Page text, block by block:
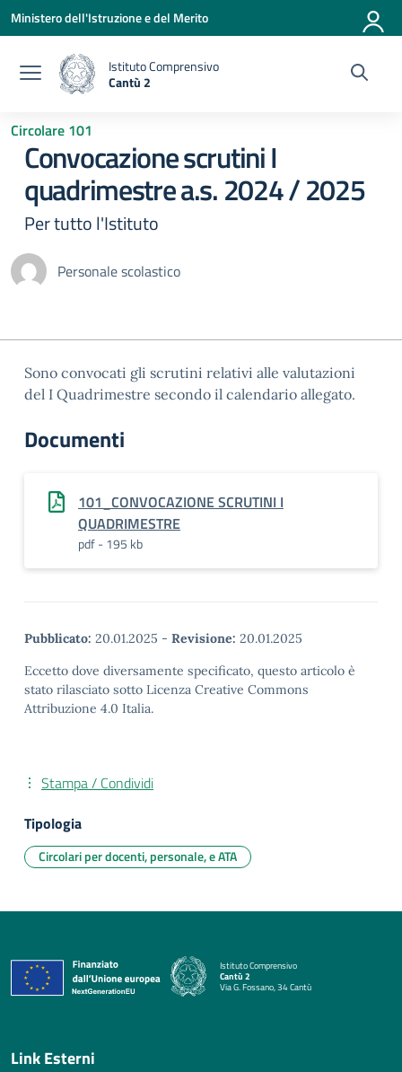
Vai ai contenuti
Vai al menu di navigazione
Vai al footer
Ministero dell'Istruzione e del Merito
Istituto Comprensivo
Cantù 2
Circolare 101
Convocazione scrutini I
quadrimestre a.s. 2024 / 2025
Per tutto l'Istituto
Personale scolastico
Sono convocati gli scrutini relativi alle valutazioni
del I Quadrimestre secondo il calendario allegato.
Documenti
101_CONVOCAZIONE SCRUTINI I
QUADRIMESTRE
pdf - 195 kb
Pubblicato: 20.01.2025 - Revisione: 20.01.2025
Eccetto dove diversamente specificato, questo articolo è
stato rilasciato sotto Licenza Creative Commons
Attribuzione 4.0 Italia.
Stampa / Condividi
Tipologia
Circolari per docenti, personale, e ATA
Istituto Comprensivo
Cantù 2
Via G. Fossano, 34 Cantù
— Visita la pagina iniziale della scuola
Link Esterni